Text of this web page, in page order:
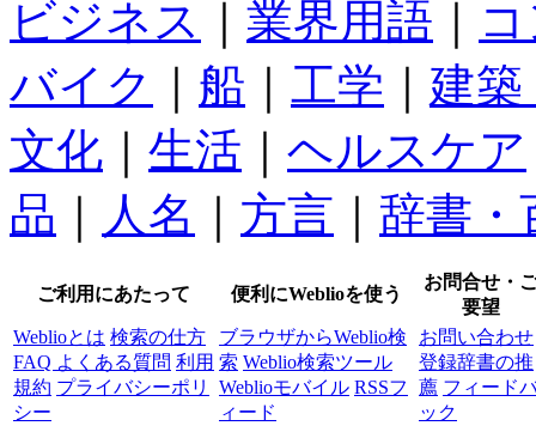
ビジネス 業界用語
バイク
船 工学
建築
文化
生活 ヘルスケア
品
人名 方言 辞書・
ご利用にあたって 便利にWeblioを使う
お問合せ・
要望
Weblioとは 検索の仕方
FAQ よくある質問 利用
規約 プライバシーポリ
シー
ブラウザからWeblio検
索 Weblio検索ツール
Weblioモバイル RSSフ
ィード
お問い合わせ
登録辞書の推
薦 フィード
ック